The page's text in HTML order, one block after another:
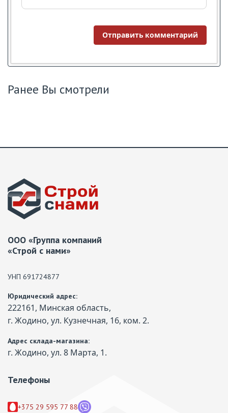
Отправить комментарий
Ранее Вы смотрели
ООО «Группа компаний
«Строй с нами»
УНП 691724877
Юридический адрес:
222161, Минская область,
г. Жодино, ул. Кузнечная, 16, ком. 2.
Адрес склада-магазина:
г. Жодино, ул. 8 Марта, 1.
Телефоны
+375 29 595 77 88